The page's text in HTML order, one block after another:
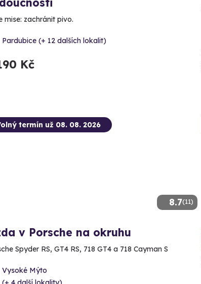
mise: zachránit pivo.
Pardubice (+ 12 dalších lokalit)
Kč
8.7(11)
termín už 08. 08. 2026
v Porsche na okruhu
Spyder RS, GT4 RS, 718 GT4 a 718 Cayman S
Vysoké Mýto